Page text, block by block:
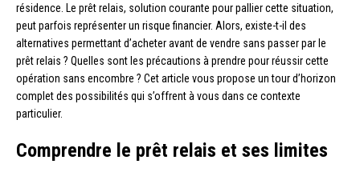
résidence. Le prêt relais, solution courante pour pallier cette situation,
peut parfois représenter un risque financier. Alors, existe-t-il des
alternatives permettant d’acheter avant de vendre sans passer par le
prêt relais ? Quelles sont les précautions à prendre pour réussir cette
opération sans encombre ? Cet article vous propose un tour d’horizon
complet des possibilités qui s’offrent à vous dans ce contexte
particulier.
Comprendre le prêt relais et ses limites